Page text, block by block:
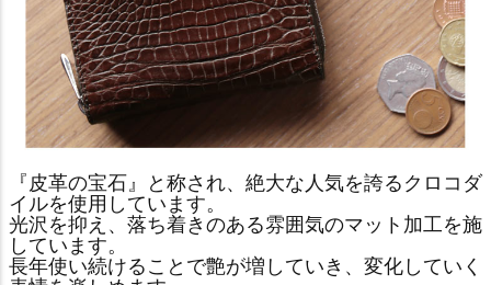
『皮革の宝石』と称され、絶大な人気を誇るクロコダ
イルを使用しています。
光沢を抑え、落ち着きのある雰囲気のマット加工を施
しています。
長年使い続けることで艶が増していき、変化していく